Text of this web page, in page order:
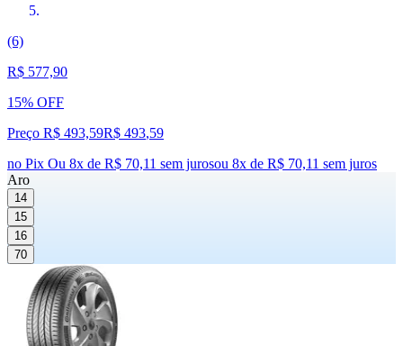
(6)
R$ 577,90
15% OFF
Preço R$ 493,59R$ 493,59
no Pix Ou 8x de R$ 70,11 sem jurosou 8x de R$ 70,11 sem juros
Aro
14
15
16
70